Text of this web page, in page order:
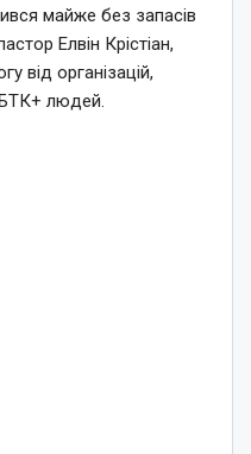
майже без запасів
Елвін Крістіан,
від організацій,
людей.